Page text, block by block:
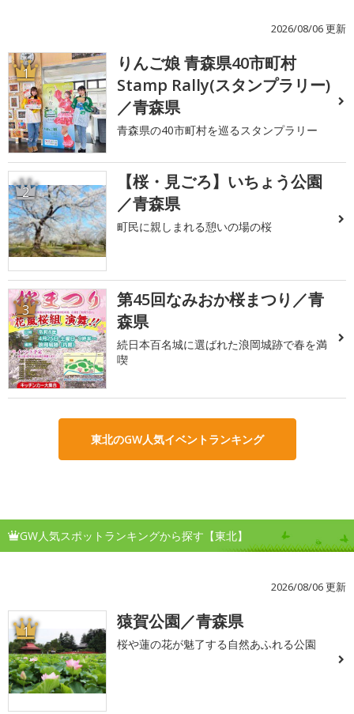
2026/08/06 更新
1
りんご娘 青森県40市町村
Stamp Rally(スタンプラリー)
／青森県
青森県の40市町村を巡るスタンプラリー
2
【桜・見ごろ】いちょう公園
／青森県
町民に親しまれる憩いの場の桜
3
第45回なみおか桜まつり／青
森県
続日本百名城に選ばれた浪岡城跡で春を満
喫
東北のGW人気イベントランキング
GW人気スポットランキングから探す【東北】
2026/08/06 更新
1 猿賀公園／青森県
桜や蓮の花が魅了する自然あふれる公園